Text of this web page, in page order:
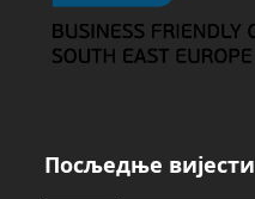
Посљедње вијести